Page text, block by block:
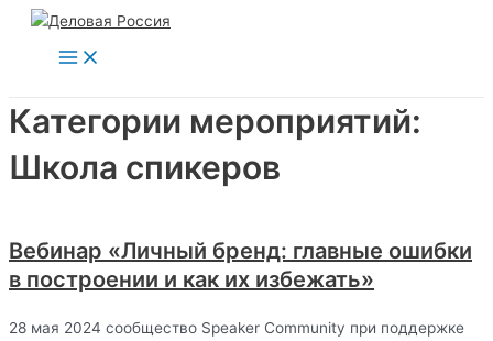
Перейти
содержимому
Menu
Категории мероприятий:
Школа спикеров
Вебинар «Личный бренд: главные ошибки
в построении и как их избежать»
28 мая 2024 сообщество Speaker Community при поддержке